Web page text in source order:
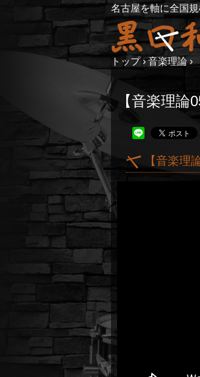
名古屋を軸に全国
トップ › 音楽理論 ›
【音楽理
【音楽